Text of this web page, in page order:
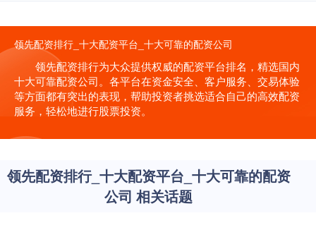
领先配资排行_十大配资平台_十大可靠的配资公司
领先配资排行为大众提供权威的配资平台排名，精选国内
十大可靠配资公司。各平台在资金安全、客户服务、交易体验
等方面都有突出的表现，帮助投资者挑选适合自己的高效配资
服务，轻松地进行股票投资。
领先配资排行_十大配资平台_十大可靠的配资
公司 相关话题